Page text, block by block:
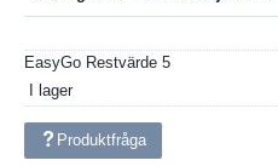
EasyGo Restvärde 5
I lager
Produktfråga